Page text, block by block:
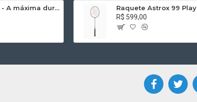
Corda BG65 - A máxima durabilidade - Rolo 200m
Raquete Astrox 99 Play
R$ 599,00